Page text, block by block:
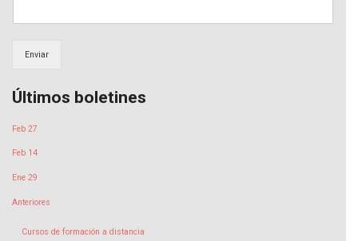
Enviar
Últimos boletines
Feb 27
Feb 14
Ene 29
Anteriores
Cursos de formación a distancia